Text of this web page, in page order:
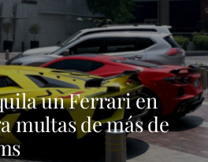
un Ferrari en
multas de más de